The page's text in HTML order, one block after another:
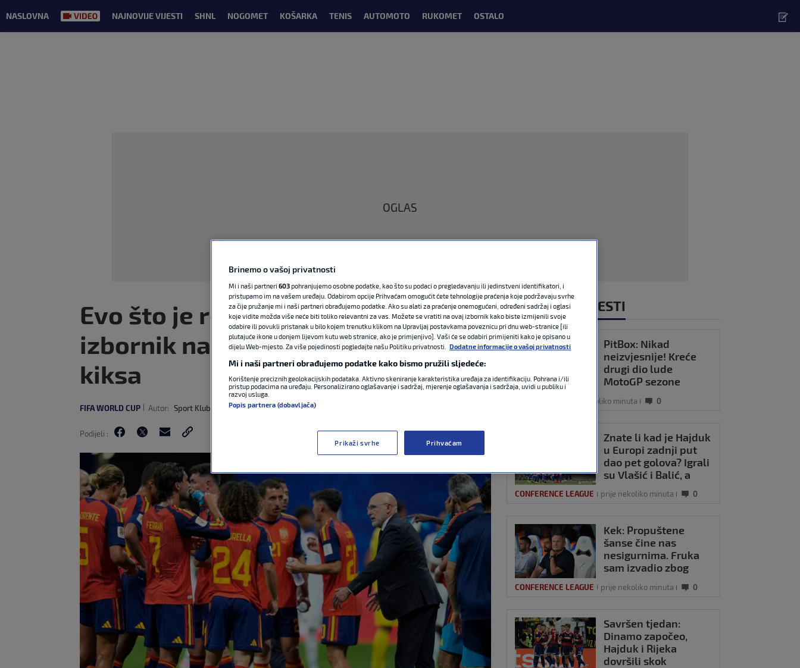
NASLOVNA NAJNOVIJE VIJESTI SHNL NOGOMET KOŠARKA TENIS AUTOMOTO RUKOMET OSTALO
OGLAS
Evo što je rekao španjolski
izbornik nakon senzacionalnog
kiksa
FIFA WORLD CUP Autor: Sport Klub 15. lip 2026 21:13 0 komentara
Podijeli :
NAJNOVIJE VIJESTI
PitBox: Nikad
neizvjesnije! Kreće
drugi dio lude
MotoGP sezone
prije nekoliko minuta 0
Znate li kad je Hajduk
u Europi zadnji put
dao pet golova? Igrali
su Vlašić i Balić, a
CONFERENCE LEAGUE prije nekoliko minuta 0
Kek: Propuštene
šanse čine nas
nesigurnima. Fruka
sam izvadio zbog
se na život bez njega
CONFERENCE LEAGUE prije nekoliko minuta 0
Savršen tjedan:
Dinamo započeo,
Hajduk i Rijeka
dovršili skok
Brinemo o vašoj privatnosti
Mi i naši partneri 603pohranjujemo osobne podatke, kao što su podaci o pregledavanju ili jedinstveni identifikatori, i
pristupamo im na vašem uređaju. Odabirom opcije Prihvaćam omogućit ćete tehnologije praćenja koje podržavaju svrhe
za čije pružanje mi i naši partneri obrađujemo podatke. Ako su alati za praćenje onemogućeni, određeni sadržaj i oglasi
koje vidite možda više neće biti toliko relevantni za vas. Možete se vratiti na ovaj izbornik kako biste izmijenili svoje
odabire ili povukli pristanak u bilo kojem trenutku klikom na Upravljaj postavkama poveznicu pri dnu web-stranice [ili
plutajuće ikone u donjem lijevom kutu web stranice, ako je primjenjivo]. Vaši će se odabiri primijeniti kako je opisano u
dijelu Web-mjesto. Za više pojedinosti pogledajte našu Politiku privatnosti.
Dodatne informacije o vašoj privatnosti
Mi i naši partneri obrađujemo podatke kako bismo pružili sljedeće:
Korištenje preciznih geolokacijskih podataka. Aktivno skeniranje karakteristika uređaja za identifikaciju. Pohrana i/ili
pristup podacima na uređaju. Personalizirano oglašavanje i sadržaj, mjerenje oglašavanja i sadržaja, uvidi u publiku i
razvoj usluga.
Popis partnera (dobavljača)
Prikaži svrhe Prihvaćam